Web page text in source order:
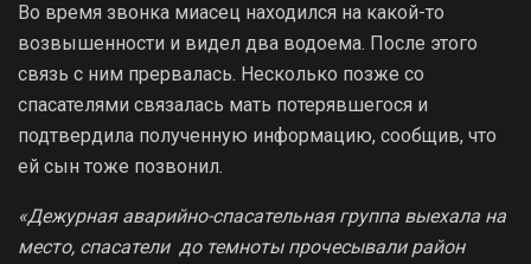
Во время звонка миасец находился на какой-то
возвышенности и видел два водоема. После этого
связь с ним прервалась. Несколько позже со
спасателями связалась мать потерявшегося и
подтвердила полученную информацию, сообщив, что
ей сын тоже позвонил.
«Дежурная аварийно-спасательная группа выехала на
место, спасатели до темноты прочесывали район